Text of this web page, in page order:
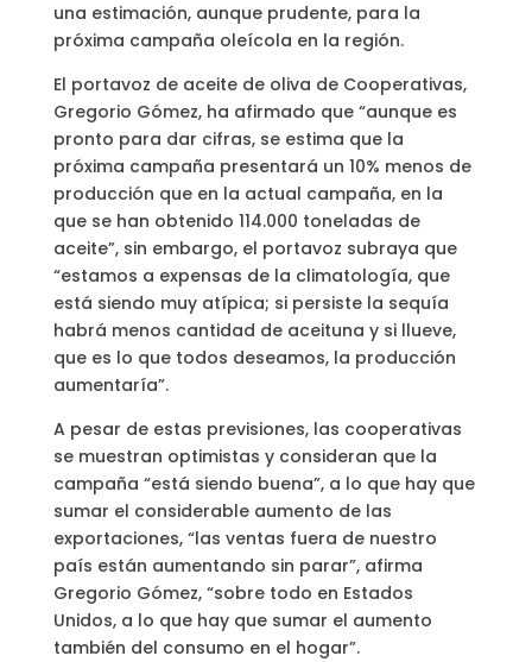
una estimación, aunque prudente, para la
próxima campaña oleícola en la región.
El portavoz de aceite de oliva de Cooperativas,
Gregorio Gómez, ha afirmado que “aunque es
pronto para dar cifras, se estima que la
próxima campaña presentará un 10% menos de
producción que en la actual campaña, en la
que se han obtenido 114.000 toneladas de
aceite”, sin embargo, el portavoz subraya que
“estamos a expensas de la climatología, que
está siendo muy atípica; si persiste la sequía
habrá menos cantidad de aceituna y si llueve,
que es lo que todos deseamos, la producción
aumentaría”.
A pesar de estas previsiones, las cooperativas
se muestran optimistas y consideran que la
campaña “está siendo buena”, a lo que hay que
sumar el considerable aumento de las
exportaciones, “las ventas fuera de nuestro
país están aumentando sin parar”, afirma
Gregorio Gómez, “sobre todo en Estados
Unidos, a lo que hay que sumar el aumento
también del consumo en el hogar”.